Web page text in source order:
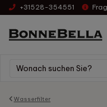
+31528-354551
Wasserfilter